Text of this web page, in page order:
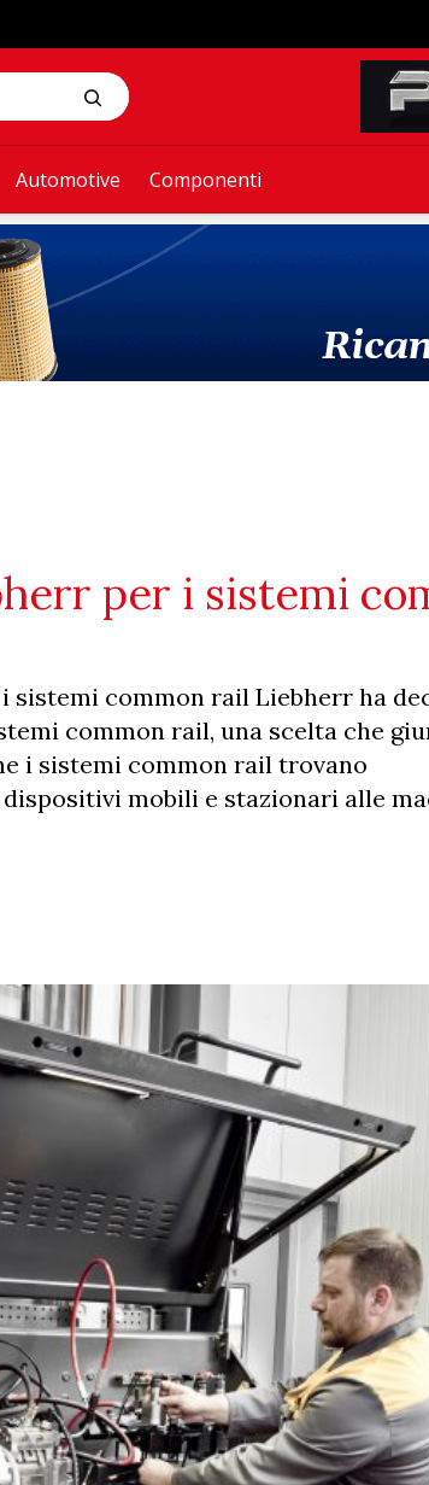
Automotive Componenti
per i sistemi
common rail Liebherr ha
common rail, una scelta che
i sistemi common rail trovano
mobili e stazionari alle